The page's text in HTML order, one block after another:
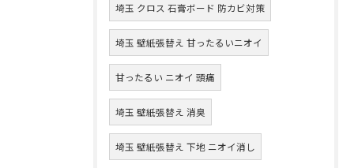
埼玉 クロス 石膏ボード 防カビ対策
埼玉 壁紙張替え 甘ったるいニオイ
甘ったるい ニオイ 頭痛
埼玉 壁紙張替え 消臭
埼玉 壁紙張替え 下地 ニオイ消し